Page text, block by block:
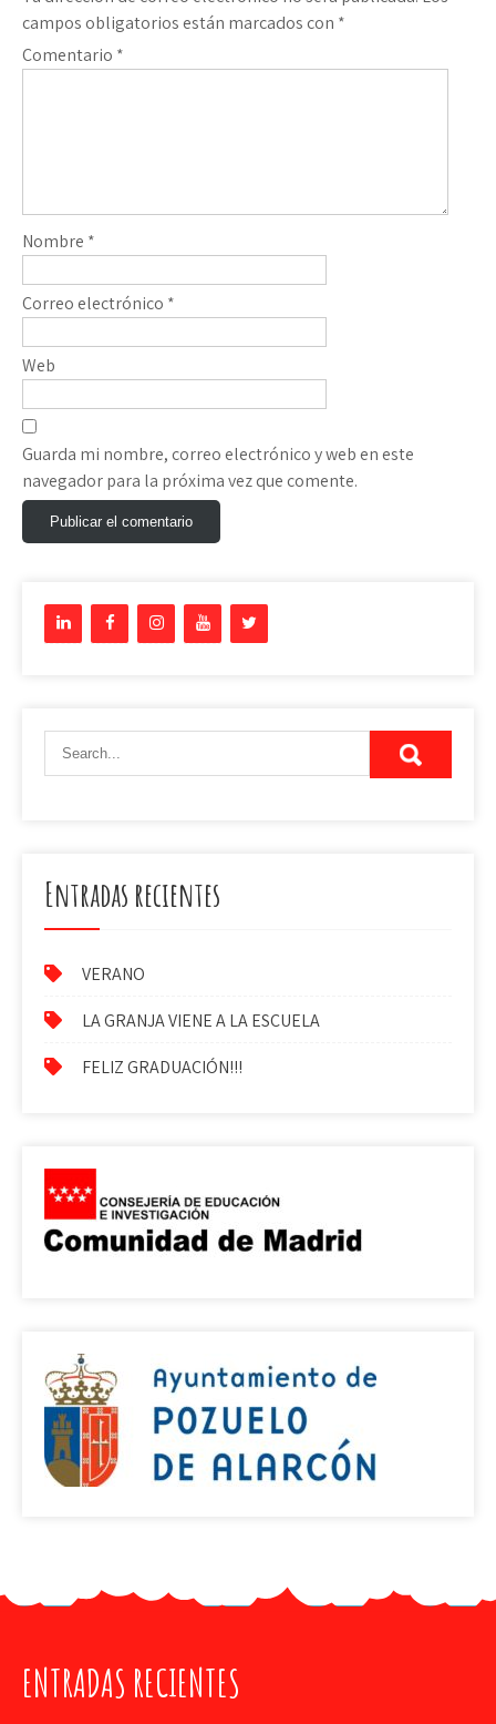
campos obligatorios están marcados con *
Comentario *
Nombre *
Correo electrónico *
Web
Guarda mi nombre, correo electrónico y web en este
navegador para la próxima vez que comente.
Entradas recientes
VERANO
LA GRANJA VIENE A LA ESCUELA
FELIZ GRADUACIÓN!!!
ENTRADAS RECIENTES